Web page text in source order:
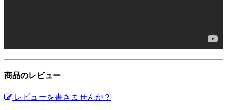
商品のレビュー
レビューを書きませんか？